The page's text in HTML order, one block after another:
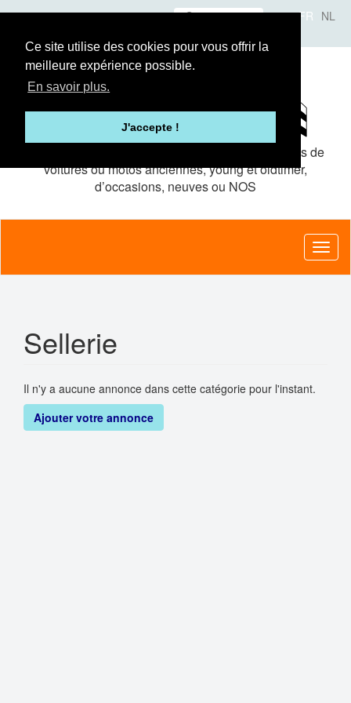
Ce site utilise des cookies pour vous offrir la
meilleure expérience possible.
En savoir plus.
J'accepte !
contenu
principal
FR NL
Se connecter
pour pièces de
voitures ou motos anciennes, young et oldtimer,
d’occasions, neuves ou NOS
Sellerie
Il n'y a aucune annonce dans cette catégorie pour l'instant.
Ajouter votre annonce